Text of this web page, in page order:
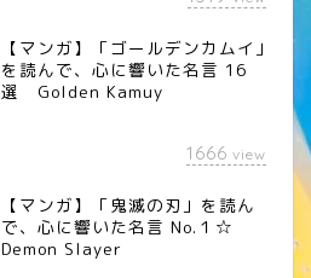
【マンガ】「ゴールデンカムイ」
を読んで、心に響いた名言 16
選 Golden Kamuy
1666 view
【マンガ】「鬼滅の刃」を読ん
で、心に響いた名言 No.１☆
Demon Slayer